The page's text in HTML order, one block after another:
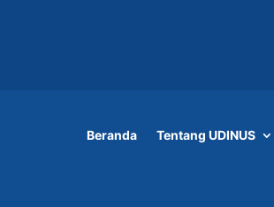
Beranda Tentang UDINUS